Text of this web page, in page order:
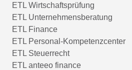
ETL Wirtschaftsprüfung
ETL Unternehmensberatung
ETL Finance
ETL Personal-Kompetenzcenter
ETL Steuerrecht
ETL anteeo finance